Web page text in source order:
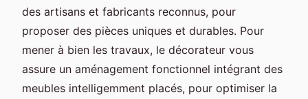
des artisans et fabricants reconnus, pour
proposer des pièces uniques et durables. Pour
mener à bien les travaux, le décorateur vous
assure un aménagement fonctionnel intégrant des
meubles intelligemment placés, pour optimiser la